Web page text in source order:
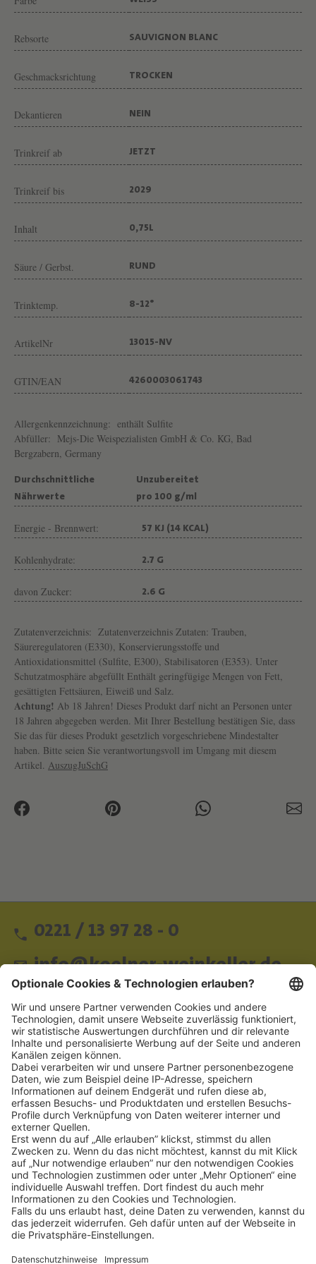
O
O
F
E
O
W
I
G
E
Rebsorte SAUVIGNON BLANC
Geschmacksrichtung TROCKEN
Dekantieren NEIN
Trinkreif ab JETZT
Trinkreif bis 2029
Inhalt 0,75L
Säure / Gerbst. RUND
Trinktemp. 8-12°
ArtikelNr 13015-NV
GTIN/EAN 4260003061743
Allergenkennzeichnung: enthält Sulfite
Abfüller: Mejs-Die Weispezialisten GmbH & Co. KG, Bad
Bergzabern, Germany
Durchschnittliche
Nährwerte
Unzubereitet
pro 100 g/ml
Energie - Brennwert: 57 KJ (14 KCAL)
Kohlenhydrate: 2.7 G
davon Zucker: 2.6 G
Zutatenverzeichnis: Zutatenverzeichnis Zutaten: Trauben,
Säureregulatoren (E330), Konservierungsstoffe und
Antioxidationsmittel (Sulfite, E300), Stabilisatoren (E353). Unter
Schutzatmosphäre abgefüllt Enthält geringfügige Mengen von Fett,
gesättigten Fettsäuren, Eiweiß und Salz.
Achtung! Ab 18 Jahren! Dieses Produkt darf nicht an Personen unter
18 Jahren abgegeben werden. Mit Ihrer Bestellung bestätigen Sie, dass
Sie das für dieses Produkt gesetzlich vorgeschriebene Mindestalter
haben. Bitte seien Sie verantwortungsvoll im Umgang mit diesem
Artikel. AuszugJuSchG
0221 / 13 97 28 - 0
info@koelner-weinkeller.de
Schnellzugriff
ZAHLUNGSMETHODEN
SOCIAL
NEWSLETTER
BESUCHEN SIE UNS
Alle Preise inkl. gesetzl. Mehrwertsteuer zzgl.Versandkostenund ggf.